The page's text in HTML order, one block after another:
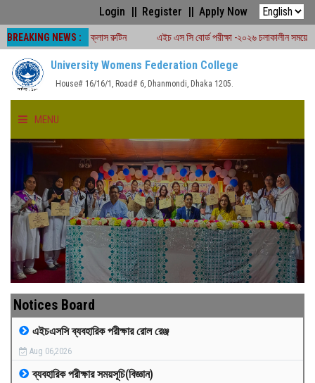
Login Register Apply Now
BREAKING NEWS :
২য় বর্ষের ক্লাস রুটিন এইচ এস সি বোর্ড পরীক্ষা -২০২৬ চলাকালীন সময়ে শ্রেণীকার্যক্রম বন্ধ
University Womens Federation College
House# 16/16/1, Road# 6, Dhanmondi, Dhaka 1205.
MENU
HOME
ABOUT US
FACULTIES
ACADEMICS
GALLERY
MEDIA
Notices Board
এইচএসসি ব্যবহারিক পরীক্ষার রোল রেঞ্জ
Aug 06,2026
ব্যবহারিক পরীক্ষার সময়সূচি(বিজ্ঞান)